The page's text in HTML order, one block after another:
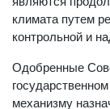
климата путем
контрольной и
Одобренные
механизму